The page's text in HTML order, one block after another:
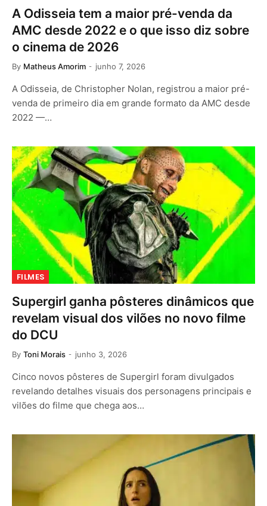
A Odisseia tem a maior pré-venda da
AMC desde 2022 e o que isso diz sobre
o cinema de 2026
By Matheus Amorim junho 7, 2026
A Odisseia, de Christopher Nolan, registrou a maior pré-
venda de primeiro dia em grande formato da AMC desde
2022 —…
FILMES
Supergirl ganha pôsteres dinâmicos que
revelam visual dos vilões no novo filme
do DCU
By Toni Morais junho 3, 2026
Cinco novos pôsteres de Supergirl foram divulgados
revelando detalhes visuais dos personagens principais e
vilões do filme que chega aos…